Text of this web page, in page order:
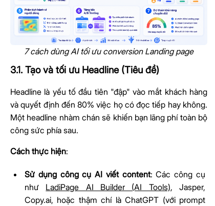
7 cách dùng AI tối ưu conversion Landing page
3.1. Tạo và tối ưu Headline (Tiêu đề)
Headline là yếu tố đầu tiên "đập" vào mắt khách hàng
và quyết định đến 80% việc họ có đọc tiếp hay không.
Một headline nhàm chán sẽ khiến bạn lãng phí toàn bộ
công sức phía sau.
Cách thực hiện:
Sử dụng công cụ AI viết content: Các công cụ
như LadiPage AI Builder (AI Tools), Jasper,
Copy.ai, hoặc thậm chí là ChatGPT (với prompt